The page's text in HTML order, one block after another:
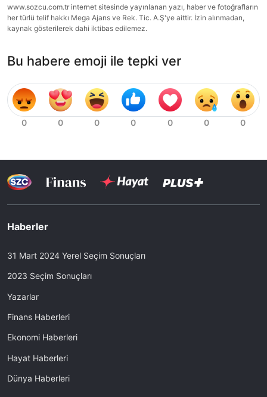
www.sozcu.com.tr internet sitesinde yayınlanan yazı, haber ve fotoğrafların
her türlü telif hakkı Mega Ajans ve Rek. Tic. A.Ş'ye aittir. İzin alınmadan,
kaynak gösterilerek dahi iktibas edilemez.
Bu habere emoji ile tepki ver
Haberler
31 Mart 2024 Yerel Seçim Sonuçları
2023 Seçim Sonuçları
Yazarlar
Finans Haberleri
Ekonomi Haberleri
Hayat Haberleri
Dünya Haberleri